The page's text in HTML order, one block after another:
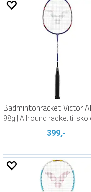
399,-